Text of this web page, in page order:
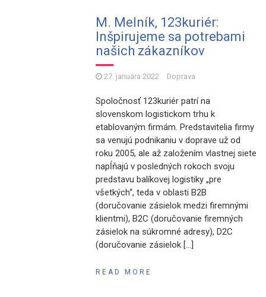
M. Melník, 123kuriér:
Inšpirujeme sa potrebami
našich zákazníkov
27. januára 2022 Doprava
Spoločnosť 123kuriér patrí na
slovenskom logistickom trhu k
etablovaným firmám. Predstavitelia firmy
sa venujú podnikaniu v doprave už od
roku 2005, ale až založením vlastnej siete
napĺňajú v posledných rokoch svoju
predstavu balíkovej logistiky „pre
všetkých“, teda v oblasti B2B
(doručovanie zásielok medzi firemnými
klientmi), B2C (doručovanie firemných
zásielok na súkromné ​​adresy), D2C
(doručovanie zásielok […]
READ MORE